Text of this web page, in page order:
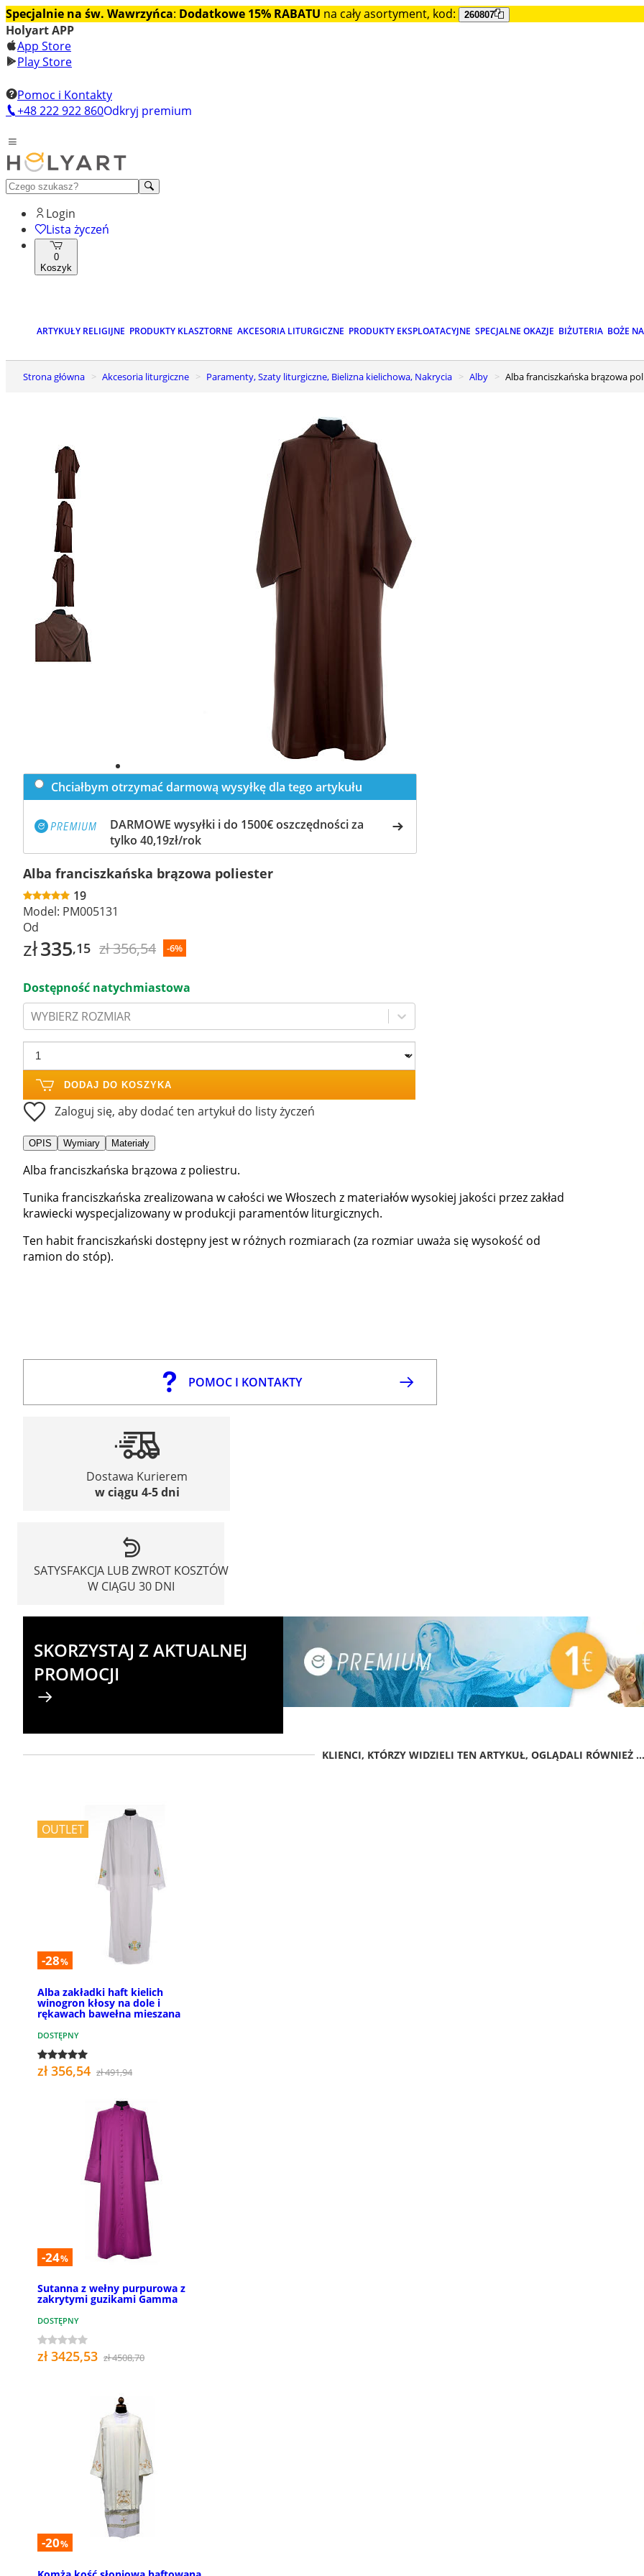
Specjalnie na św. Wawrzyńca: Dodatkowe 15% RABATU na cały asortyment, kod: 260807
Holyart APP
App Store
Play Store
Pomoc i Kontakty
+48 222 922 860Odkryj premium
Login
Lista życzeń
0
Koszyk
ARTYKUŁY RELIGIJNE PRODUKTY KLASZTORNE AKCESORIA LITURGICZNE PRODUKTY EKSPLOATACYJNE SPECJALNE OKAZJE BIŻUTERIA BOŻE
Strona główna Akcesoria liturgiczne Paramenty, Szaty liturgiczne, Bielizna kielichowa, Nakrycia Alby Alba franciszkańska brązowa
Chciałbym otrzymać darmową wysyłkę dla tego artykułu
DARMOWE wysyłki i do 1500€ oszczędności za
tylko 40,19zł/rok
Alba franciszkańska brązowa poliester
19
Model: PM005131
Od
zł335,15 zł 356,54 -6%
Dostępność natychmiastowa
WYBIERZ ROZMIAR
DODAJ DO KOSZYKA
Zaloguj się, aby dodać ten artykuł do listy życzeń
OPIS Wymiary Materiały
Alba franciszkańska brązowa z poliestru.
Tunika franciszkańska zrealizowana w całości we Włoszech z materiałów wysokiej jakości przez zakład
krawiecki wyspecjalizowany w produkcji paramentów liturgicznych.
Ten habit franciszkański dostępny jest w różnych rozmiarach (za rozmiar uważa się wysokość od
ramion do stóp).
POMOC I KONTAKTY
Dostawa Kurierem
w ciągu 4-5 dni
SATYSFAKCJA LUB ZWROT KOSZTÓW
W CIĄGU 30 DNI
SKORZYSTAJ Z AKTUALNEJ
PROMOCJI
KLIENCI, KTÓRZY WIDZIELI TEN ARTYKUŁ, OGLĄDALI RÓWNIEŻ ...
OUTLET
-28%
Alba zakładki haft kielich
winogron kłosy na dole i
rękawach bawełna mieszana
DOSTĘPNY
zł 356,54 zł 491,94
-24%
Sutanna z wełny purpurowa z
zakrytymi guzikami Gamma
DOSTĘPNY
zł 3425,53 zł 4508,70
-20%